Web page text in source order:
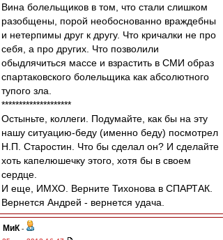
Вина болельщиков в том, что стали слишком
разобщены, порой необоснованно враждебны
и нетерпимы друг к другу. Что кричалки не про
себя, а про других. Что позволили
обыдлячиться массе и взрастить в СМИ образ
спартаковского болельщика как абсолютного
тупого зла.
********************
Остыньте, коллеги. Подумайте, как бы на эту
нашу ситуацию-беду (именно беду) посмотрел
Н.П. Старостин. Что бы сделал он? И сделайте
хоть капелюшечку этого, хотя бы в своем
сердце.
И еще, ИМХО. Верните Тихонова в СПАРТАК.
Вернется Андрей - вернется удача.
МиК -